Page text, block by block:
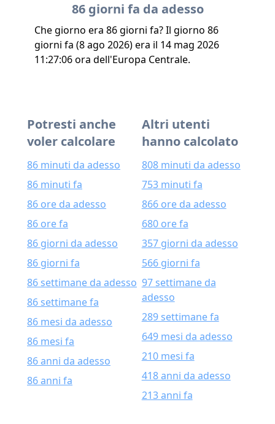
86 giorni fa da adesso
Che giorno era 86 giorni fa? Il giorno 86
giorni fa (8 ago 2026) era il 14 mag 2026
11:27:06 ora dell'Europa Centrale.
Potresti anche
voler calcolare
86 minuti da adesso
86 minuti fa
86 ore da adesso
86 ore fa
86 giorni da adesso
86 giorni fa
86 settimane da adesso
86 settimane fa
86 mesi da adesso
86 mesi fa
86 anni da adesso
86 anni fa
Altri utenti
hanno calcolato
808 minuti da adesso
753 minuti fa
866 ore da adesso
680 ore fa
357 giorni da adesso
566 giorni fa
97 settimane da
adesso
289 settimane fa
649 mesi da adesso
210 mesi fa
418 anni da adesso
213 anni fa